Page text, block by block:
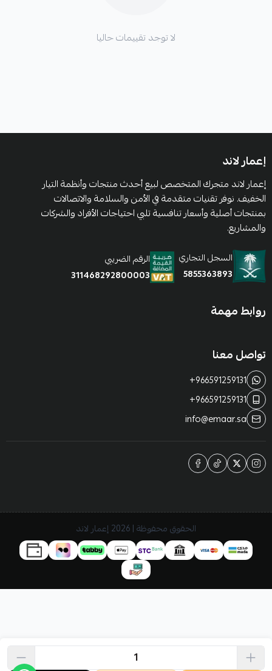
لا توجد تقييمات حاليا
إعمار لاند
إعمار لاند متجرك المتخصص لبيع أحدث منتجات وأنظمة التيار
الخفيف. نوفر تقنيات متقدمة في الأمن والسلامة والاتصالات
بمنتجات أصلية وأسعار تنافسية تلبي احتياجات الأفراد والشركات
والمشاريع.
السجل التجاري
5855363893
الرقم الضريبي
311468292800003
روابط مهمة
تواصل معنا
+966591259131
+966591259131
info@emaar.sa
الحقوق محفوظة | 2026 إعمار لاند